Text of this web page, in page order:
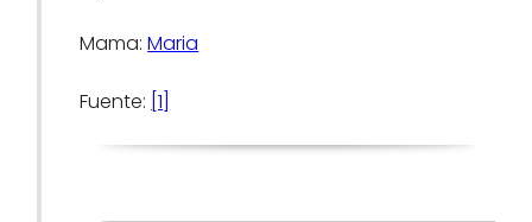
Mama:Maria
Fuente: [1]